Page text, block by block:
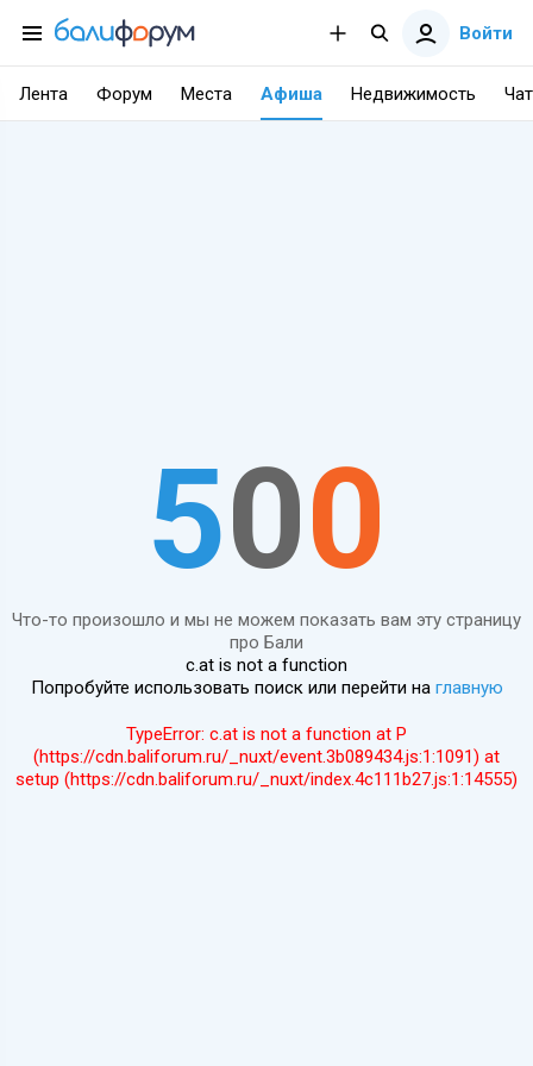
Войти
Лента Форум Места Афиша Недвижимость Чат
500
Что-то произошло и мы не можем показать вам эту страницу
про Бали
c.at is not a function
Попробуйте использовать поиск или перейти на главную
TypeError: c.at is not a function at P
(https://cdn.baliforum.ru/_nuxt/event.3b089434.js:1:1091) at
setup (https://cdn.baliforum.ru/_nuxt/index.4c111b27.js:1:14555)